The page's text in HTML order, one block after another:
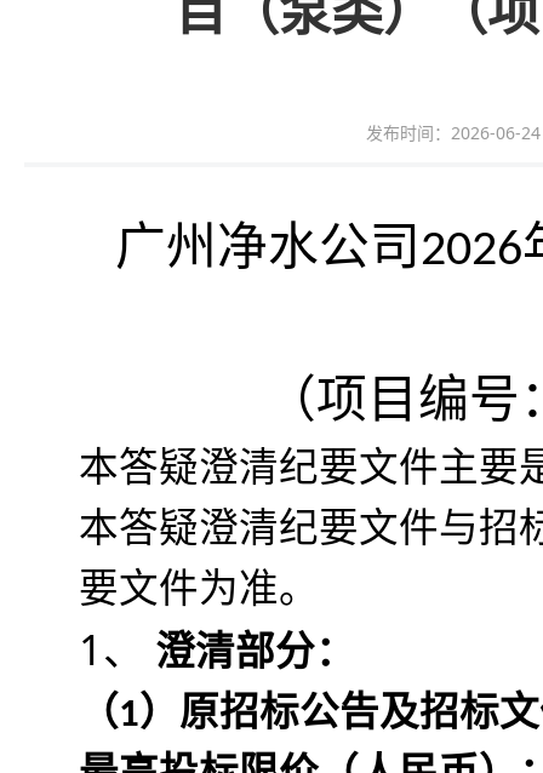
发布时间：2026-06-
广州净水公司
（项目编号
本答疑澄清纪要文件主要
本答疑澄清纪要文件与招
要文件为准。
1、
澄清部分：
（1）原招标公告及招标